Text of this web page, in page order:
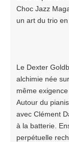
Choc Jazz
un art du trio
Le Dexter
alchimie née
même
Autour du
avec Clément
à la batterie.
perpétuelle